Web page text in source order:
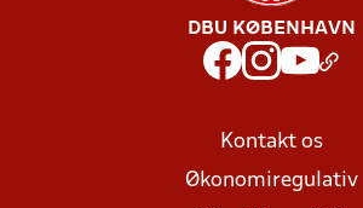
DBU KØBENHAVN
Kontakt os
Økonomiregulativ